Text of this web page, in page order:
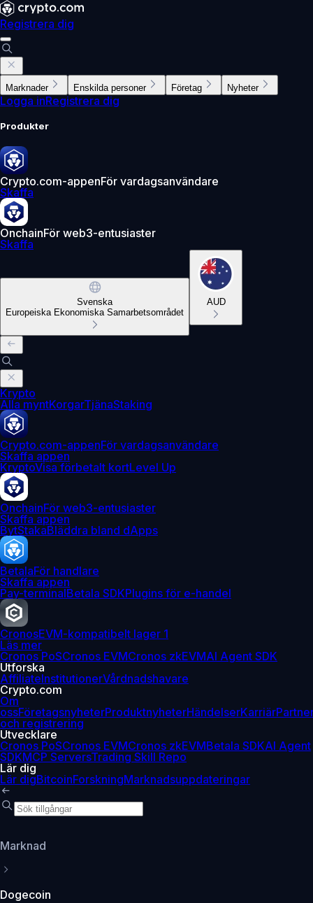
Registrera dig
Marknader Enskilda personer Företag Nyheter
Logga inRegistrera dig
Produkter
Crypto.com-appenFör vardagsanvändare
Skaffa
OnchainFör web3-entusiaster
Skaffa
Svenska
Europeiska Ekonomiska Samarbetsområdet
AUD
Krypto
Alla myntKorgarTjänaStaking
Crypto.com-appenFör vardagsanvändare
Skaffa appen
KryptoVisa förbetalt kortLevel Up
OnchainFör web3-entusiaster
Skaffa appen
BytStakaBläddra bland dApps
BetalaFör handlare
Skaffa appen
Pay-terminalBetala SDKPlugins för e-handel
CronosEVM-kompatibelt lager 1
Läs mer
Cronos PoSCronos EVMCronos zkEVMAI Agent SDK
Utforska
AffiliateInstitutionerVårdnadshavare
Crypto.com
Om
ossFöretagsnyheterProduktnyheterHändelserKarriär
och registrering
Utvecklare
Cronos PoSCronos EVMCronos zkEVMBetala SDKAI Agent
SDKMCP ServersTrading Skill Repo
Lär dig
Lär digBitcoinForskningMarknadsuppdateringar
Marknad
Dogecoin